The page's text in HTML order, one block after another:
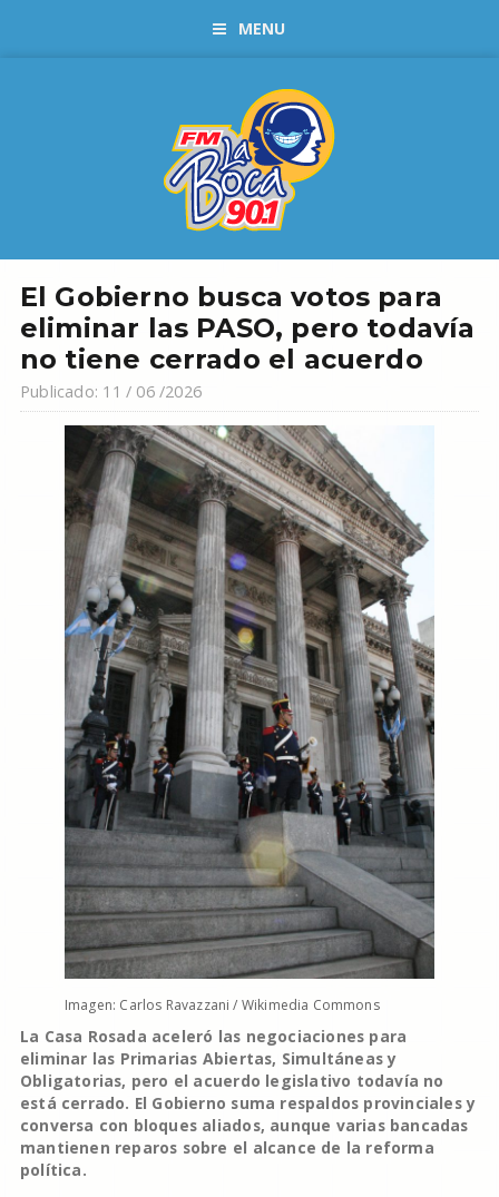
MENU
El Gobierno busca votos para
eliminar las PASO, pero todavía
no tiene cerrado el acuerdo
Publicado: 11 / 06 /2026
Imagen: Carlos Ravazzani / Wikimedia Commons
La Casa Rosada aceleró las negociaciones para
eliminar las Primarias Abiertas, Simultáneas y
Obligatorias, pero el acuerdo legislativo todavía no
está cerrado. El Gobierno suma respaldos provinciales y
conversa con bloques aliados, aunque varias bancadas
mantienen reparos sobre el alcance de la reforma
política.